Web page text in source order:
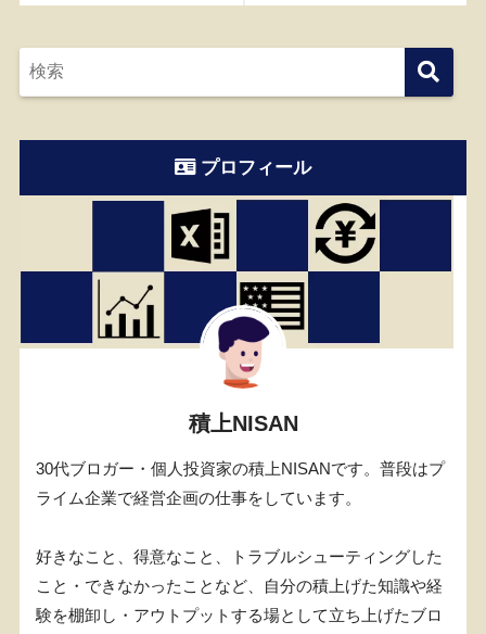
プロフィール
積上NISAN
30代ブロガー・個人投資家の積上NISANです。普段はプ
ライム企業で経営企画の仕事をしています。
好きなこと、得意なこと、トラブルシューティングした
こと・できなかったことなど、自分の積上げた知識や経
験を棚卸し・アウトプットする場として立ち上げたブロ